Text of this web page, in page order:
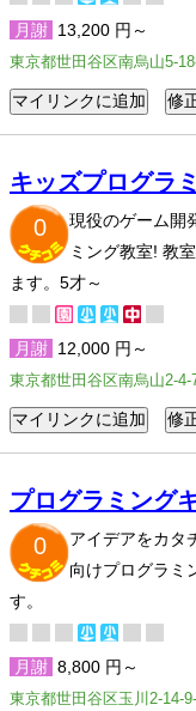
月謝 13,200 円～
東京都世田谷区南烏山5-
キッズプログラ
0
現役のゲーム開
ミング教室! 教
ます。5才～
月謝 12,000 円～
東京都世田谷区南烏山2-4-
プログラミング
0
アイデアをカタ
向けプログラミ
す。
月謝 8,800 円～
東京都世田谷区玉川2-14-